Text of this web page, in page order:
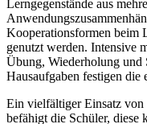
Lerngegenstände aus
Kooperationsformen beim
genutzt werden. Intensive
Übung, Wiederholung und
Hausaufgaben festigen die
Ein vielfältiger Einsatz
befähigt die Schüler, diese